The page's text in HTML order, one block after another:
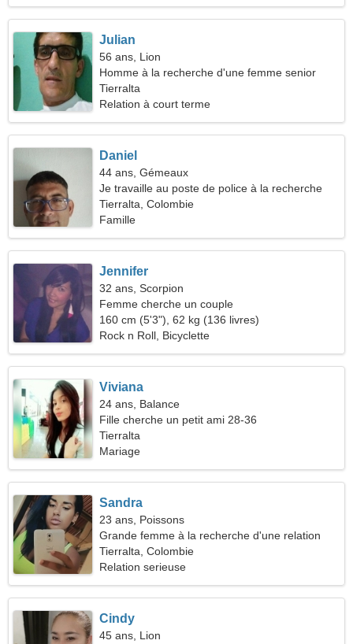
Julian
56 ans, Lion
Homme à la recherche d'une femme senior
Tierralta
Relation à court terme
Daniel
44 ans, Gémeaux
Je travaille au poste de police à la recherche
d'une femme merveilleuse
Tierralta, Colombie
Famille
Jennifer
32 ans, Scorpion
Femme cherche un couple
160 cm (5'3"), 62 kg (136 livres)
Rock n Roll, Bicyclette
Viviana
24 ans, Balance
Fille cherche un petit ami 28-36
Tierralta
Mariage
Sandra
23 ans, Poissons
Grande femme à la recherche d'une relation
sérieuse
Tierralta, Colombie
Relation serieuse
Cindy
45 ans, Lion